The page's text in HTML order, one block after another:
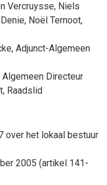
Vercruysse, Niels
, Noël Ternoot,
, Adjunct-Algemeen
Algemeen Directeur
, Raadslid
over het lokaal bestuur
2005 (artikel 141-